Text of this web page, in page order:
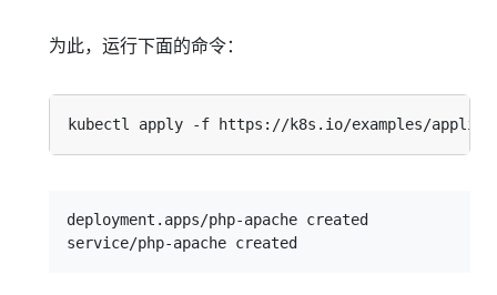
为此，运行下面的命令：
deployment.apps/php-apache created